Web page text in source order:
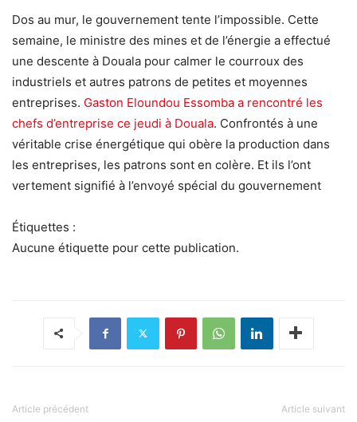
Dos au mur, le gouvernement tente l’impossible. Cette
semaine, le ministre des mines et de l’énergie a effectué
une descente à Douala pour calmer le courroux des
industriels et autres patrons de petites et moyennes
entreprises. Gaston Eloundou Essomba a rencontré les
chefs d’entreprise ce jeudi à Douala. Confrontés à une
véritable crise énergétique qui obère la production dans
les entreprises, les patrons sont en colère. Et ils l’ont
vertement signifié à l’envoyé spécial du gouvernement
Étiquettes :
Aucune étiquette pour cette publication.
Article précédent Article suivant